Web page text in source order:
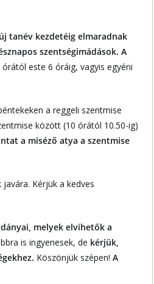
tanév kezdetéig elmaradnak
szentségimádások. A
órától este 6 óráig, vagyis egyéni
a reggeli szentmise
között (10 órától 10.50-ig)
a miséző atya a szentmise
javára. Kérjük a kedves
melyek elvihetők a
is ingyenesek, de kérjük,
Köszönjük szépen! A